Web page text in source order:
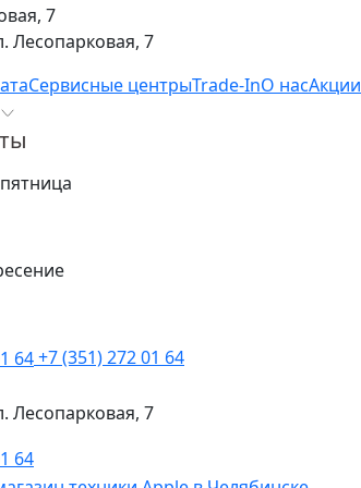
Лесопарковая, 7
Сервисные центрыTrade-InО насАкции
+7 (351) 272 01 64
Лесопарковая, 7